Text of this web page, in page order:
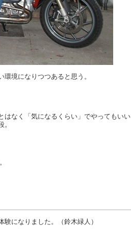
境になりつつあると思う。
はなく「気になるくらい」でやってもいい
になりました。（鈴木緑人）